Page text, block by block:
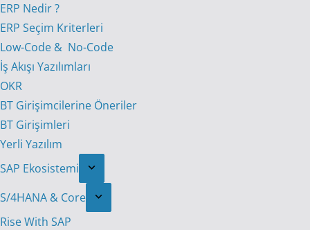
ERP Nedir ?
ERP Seçim Kriterleri
Low-Code & No-Code
İş Akışı Yazılımları
OKR
BT Girişimcilerine Öneriler
BT Girişimleri
Yerli Yazılım
SAP Ekosistemi
S/4HANA & Core
Rise With SAP